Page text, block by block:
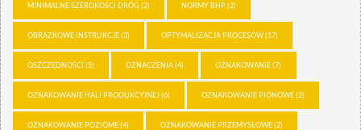
MINIMALNE SZEROKOŚCI DRÓG (2) NORMY BHP(2)
OBRAZKOWE INSTRUKCJE(3) OPTYMALIZACJA PROCESÓW(17)
OSZCZĘDNOŚCI (5) OZNACZENIA(4) OZNAKOWANIE(7)
OZNAKOWANIE HALI PRODUKCYJNEJ(6) OZNAKOWANIE PIONOWE(2)
OZNAKOWANIE POZIOME(4) OZNAKOWANIE PRZEMYSŁOWE(2)